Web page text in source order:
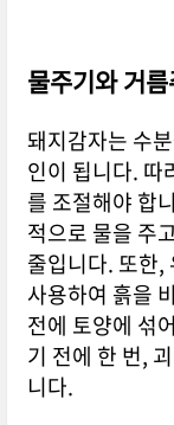
물주기와 거
돼지감자는 수
인이 됩니다. 따
를 조절해야 합
적으로 물을 주
줄입니다. 또한,
사용하여 흙을
전에 토양에 섞
기 전에 한 번,
니다.